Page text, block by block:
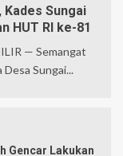
Kades Sungai
HUT RI ke-81
— Semangat
Sungai...
Gencar Lakukan